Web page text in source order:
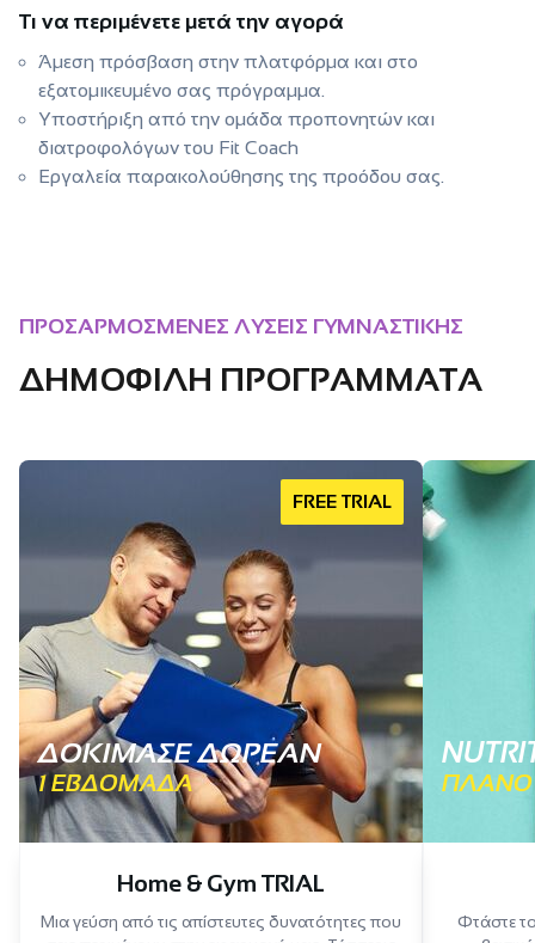
Τι να περιμένετε μετά την αγορά
Άμεση πρόσβαση στην πλατφόρμα και στο
εξατομικευμένο σας πρόγραμμα.
Υποστήριξη από την ομάδα προπονητών και
διατροφολόγων του Fit Coach
Εργαλεία παρακολούθησης της προόδου σας.
ΠΡΟΣΑΡΜΟΣΜΕΝΕΣ ΛΥΣΕΙΣ ΓΥΜΝΑΣΤΙΚΗΣ
ΔΗΜΟΦΙΛΗ ΠΡΟΓΡΑΜΜΑΤΑ
FREE TRIAL
ΔΟΚΙΜΑΣΕ ΔΩΡΕΑΝ
1 ΕΒΔΟΜΑΔΑ
Home & Gym TRIAL
Μια γεύση από τις απίστευτες δυνατότητες που
ΠΛΑΝΟ
Φτάστε